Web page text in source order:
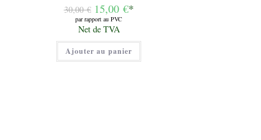
30,00€ Le
prix
initial
était :
30,00 €.
15,00 €*
par rapport au PVC
Le
prix
actuel
est :
15,00 €.
Net de TVA
Ajouter au panier